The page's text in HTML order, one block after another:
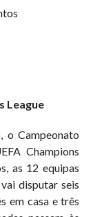
League
o Campeonato
Champions
as 12 equipas
disputar seis
em casa e três